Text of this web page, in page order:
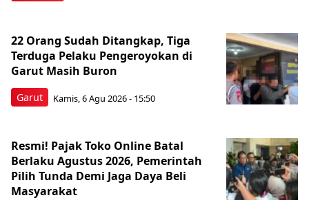
Garut
22 Orang Sudah Ditangkap, Tiga
Terduga Pelaku Pengeroyokan di
Garut Masih Buron
Kamis, 6 Agu 2026 - 15:50
Resmi! Pajak Toko Online Batal
Berlaku Agustus 2026, Pemerintah
Pilih Tunda Demi Jaga Daya Beli
Masyarakat